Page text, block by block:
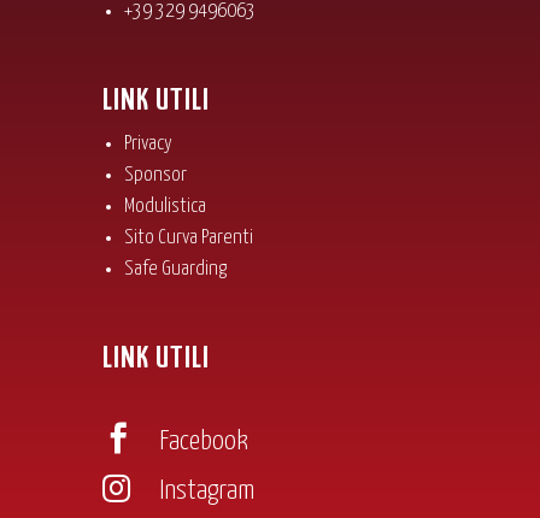
+39 329 9496063
LINK UTILI
Privacy
Sponsor
Modulistica
Sito Curva Parenti
Safe Guarding
LINK UTILI
 Facebook
 Instagram